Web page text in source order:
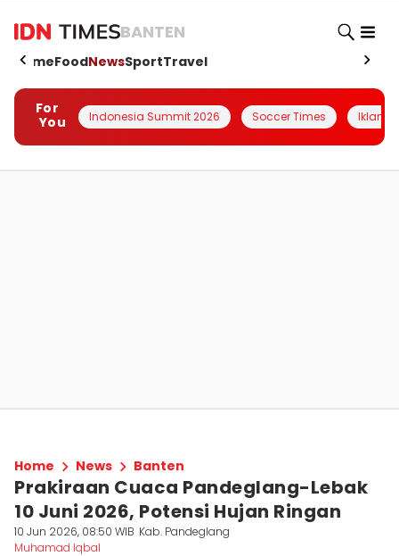
BANTEN
HomeFoodNewsSportTravel
For
You
Indonesia Summit 2026 Soccer Times Iklanin
Home News Banten
Prakiraan Cuaca Pandeglang-Lebak
10 Juni 2026, Potensi Hujan Ringan
10 Jun 2026, 08:50 WIB Kab. Pandeglang
Muhamad Iqbal